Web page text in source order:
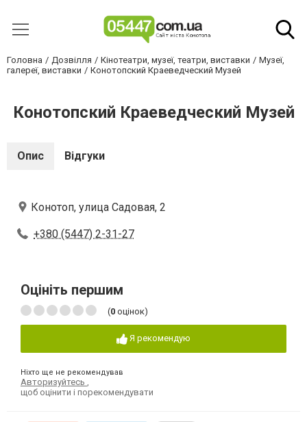
Головна Дозвілля Кінотеатри, музеї, театри, виставки
Музеї,
галереї, виставки
Конотопский Краеведческий Музей
Конотопский Краеведческий Музей
Опис Відгуки
Конотоп, улица Садовая, 2
+380 (5447) 2-31-27
Оцініть першим
(0 оцінок)
Я рекомендую
Ніхто ще не рекомендував
Авторизуйтесь
щоб оцінити і порекомендувати